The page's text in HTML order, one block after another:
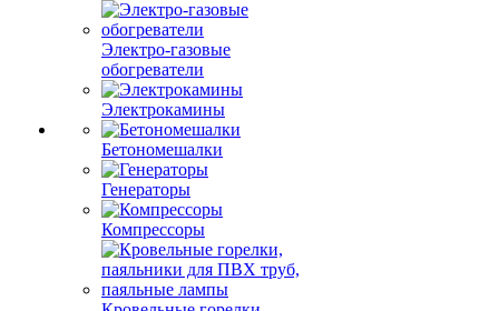
Электро-газовые
обогреватели
Электрокамины
Бетономешалки
Генераторы
Компрессоры